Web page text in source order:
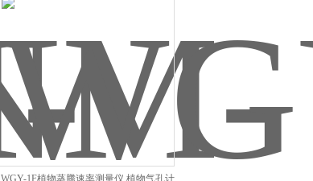
WGY-1F植物蒸腾速率测量仪 植物气孔计